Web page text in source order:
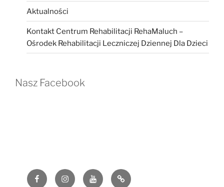
Aktualności
Kontakt Centrum Rehabilitacji RehaMaluch –
Ośrodek Rehabilitacji Leczniczej Dziennej Dla Dzieci
Nasz Facebook
FacebookInstagramYouTube
G